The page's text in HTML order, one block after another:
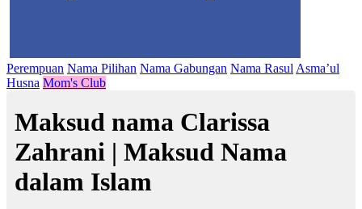
Perempuan Nama Pilihan Nama Gabungan Nama Rasul Asma’ul
Husna Mom's Club
Maksud nama Clarissa
Zahrani | Maksud Nama
dalam Islam